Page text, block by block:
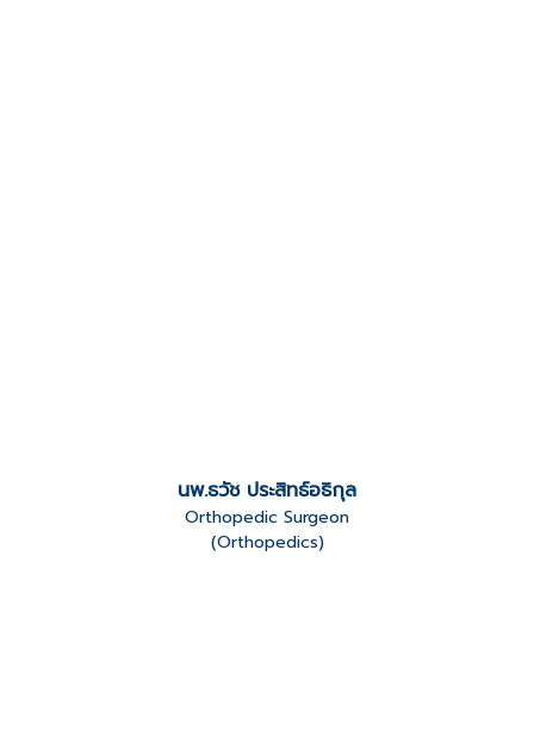
นพ.ธวัช ประสิทธ์อธิกุล
Orthopedic Surgeon
(Orthopedics)